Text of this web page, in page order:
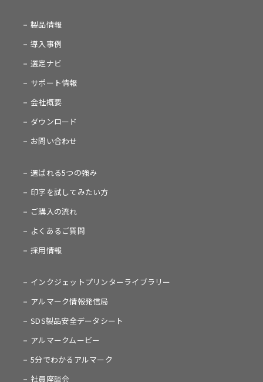
製品情報
導入事例
選定ナビ
サポート情報
会社概要
ダウンロード
お問い合わせ
選ばれる5つの強み
印字を試してみたい方
ご購入の流れ
よくあるご質問
採用情報
インクジェットプリンターライブラリー
アルマーク情報発信局
SDS製品安全データシート
アルマークムービー
5分でわかるアルマーク
社員座談会